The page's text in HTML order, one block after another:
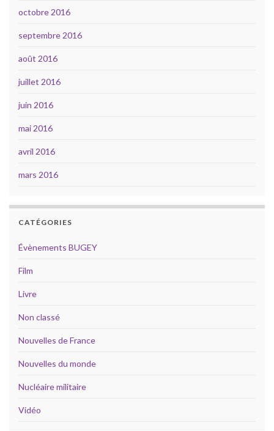
octobre 2016
septembre 2016
août 2016
juillet 2016
juin 2016
mai 2016
avril 2016
mars 2016
CATÉGORIES
Évènements BUGEY
Film
Livre
Non classé
Nouvelles de France
Nouvelles du monde
Nucléaire militaire
Vidéo